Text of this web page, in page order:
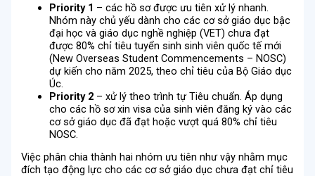
Priority 1 – các hồ sơ được ưu tiên xử lý nhanh.
Nhóm này chủ yếu dành cho các cơ sở giáo dục bậc
đại học và giáo dục nghề nghiệp (VET) chưa đạt
được 80% chỉ tiêu tuyển sinh sinh viên quốc tế mới
(New Overseas Student Commencements – NOSC)
dự kiến cho năm 2025, theo chỉ tiêu của Bộ Giáo dục
Úc.
Priority 2 – xử lý theo trình tự Tiêu chuẩn. Áp dụng
cho các hồ sơ xin visa của sinh viên đăng ký vào các
cơ sở giáo dục đã đạt hoặc vượt quá 80% chỉ tiêu
NOSC.
Việc phân chia thành hai nhóm ưu tiên như vậy nhằm mục
đích tạo động lực cho các cơ sở giáo dục chưa đạt chỉ tiêu